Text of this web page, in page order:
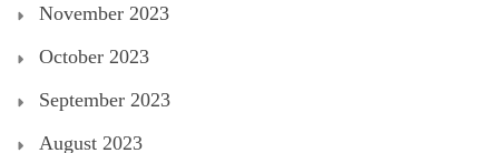
November 2023
October 2023
September 2023
August 2023